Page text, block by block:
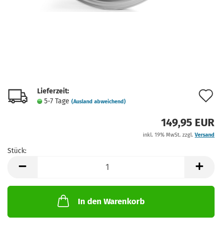
Lieferzeit:
5-7 Tage (Ausland abweichend)
149,95 EUR
inkl. 19% MwSt. zzgl. Versand
Stück:
In den Warenkorb